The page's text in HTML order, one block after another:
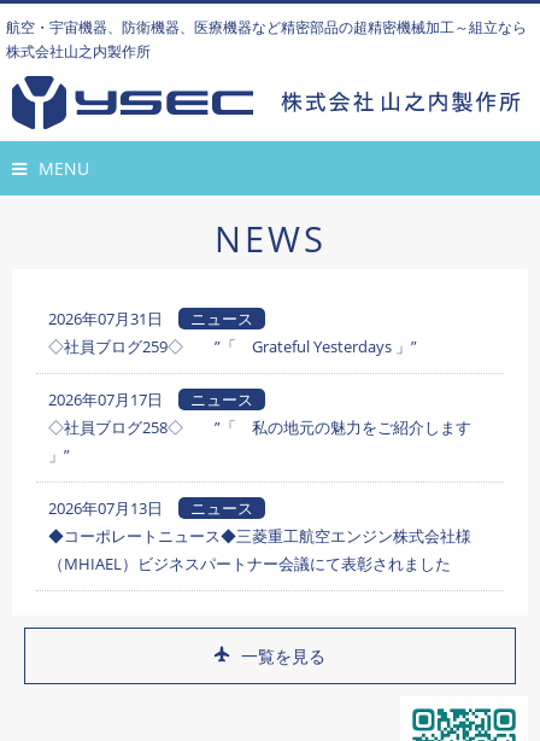
航空・宇宙機器、防衛機器、医療機器など精密部品の超精密機械加工～組立なら
株式会社山之内製作所
MENU
NEWS
2026年07月31日
ニュース
◇社員ブログ259◇ ”「 Grateful Yesterdays 」”
2026年07月17日
ニュース
◇社員ブログ258◇ ”「 私の地元の魅力をご紹介します
」”
2026年07月13日
ニュース
◆コーポレートニュース◆三菱重工航空エンジン株式会社様
（MHIAEL）ビジネスパートナー会議にて表彰されました
一覧を見る